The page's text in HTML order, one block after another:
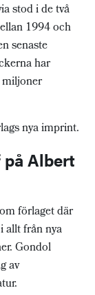
stod i de två
1994 och
senaste
har
nya imprint.
på Albert
förlaget där
allt från nya
Gondol
av